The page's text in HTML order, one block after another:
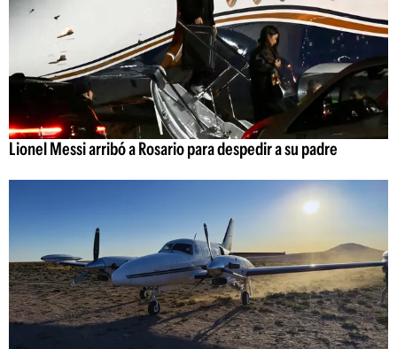
Lionel Messi arribó a Rosario para despedir a su padre